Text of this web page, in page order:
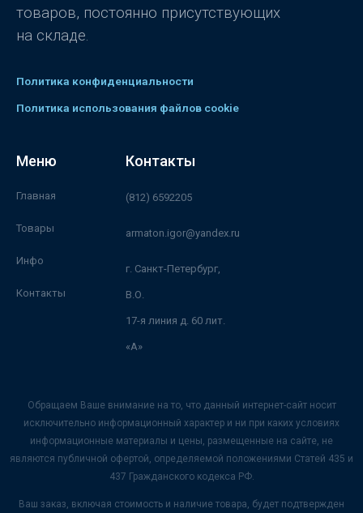
товаров, постоянно присутствующих
на складе.
Политика конфиденциальности
Политика использования файлов cookie
Меню
Главная
Товары
Инфо
Контакты
Контакты
(812) 6592205
armaton.igor@yandex.ru
г. Санкт-Петербург,
В.О.
17-я линия д. 60 лит.
«А»
Обращаем Ваше внимание на то, что данный интернет-сайт носит
исключительно информационный характер и ни при каких условиях
информационные материалы и цены, размещенные на сайте, не
являются публичной офертой, определяемой положениями Статей 435 и
437 Гражданского кодекса РФ.
Ваш заказ, включая стоимость и наличие товара, будет подтвержден